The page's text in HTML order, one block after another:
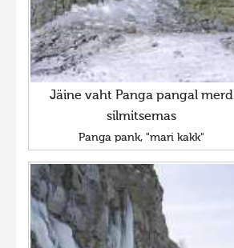
Jäine vaht Panga pangal merd
silmitsemas
Panga pank, "mari kakk"